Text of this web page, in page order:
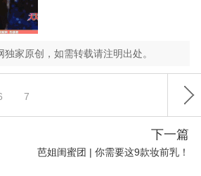
家原创，如需转载请注明出处。
7
下一篇
芭姐闺蜜团 | 你需要这9款妆前乳！